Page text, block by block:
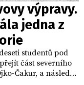
výpravy.
jedna z
studentů pod
část severního
Čakur, a následně